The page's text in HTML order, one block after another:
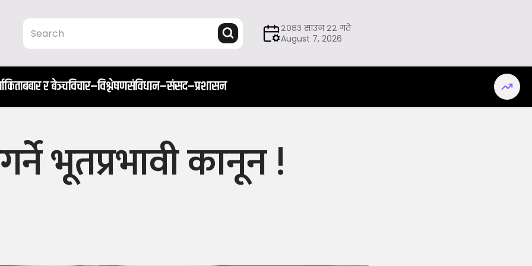
२०८३ साउन २२ गते
August 7, 2026
किताबबार र बेञ्चविचार–विश्लेषणसंविधान–संसद–प्रशासन
भूतप्रभावी कानून !